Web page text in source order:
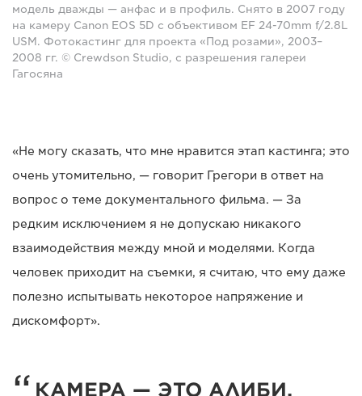
модель дважды — анфас и в профиль. Снято в 2007 году
на камеру Canon EOS 5D с объективом EF 24-70mm f/2.8L
USM. Фотокастинг для проекта «Под розами», 2003–
2008 гг. © Crewdson Studio, с разрешения галереи
Гагосяна
«Не могу сказать, что мне нравится этап кастинга; это
очень утомительно, — говорит Грегори в ответ на
вопрос о теме документального фильма. — За
редким исключением я не допускаю никакого
взаимодействия между мной и моделями. Когда
человек приходит на съемки, я считаю, что ему даже
полезно испытывать некоторое напряжение и
дискомфорт».
КАМЕРА — ЭТО АЛИБИ,